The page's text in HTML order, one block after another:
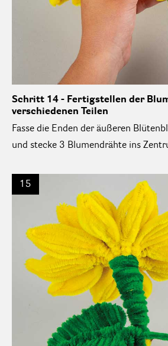
Schritt 14 - Fertigstellen der
verschiedenen Teilen
Fasse die Enden der äußeren
und stecke 3 Blumendrähte ins
15